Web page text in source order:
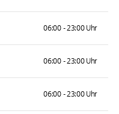
06:00 - 23:00 Uhr
06:00 - 23:00 Uhr
06:00 - 23:00 Uhr